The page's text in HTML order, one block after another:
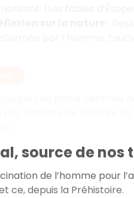
source de nos
de l’homme pour
ce, depuis la Préhistoire.